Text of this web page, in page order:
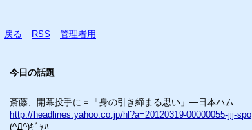
戻る RSS 管理者用
今日の話題
斎藤、開幕投手に＝「身の引き締まる思い」―日本ハム
http://headlines.yahoo.co.jp/hl?a=20120319-00000055-jij-spo
(^Д^)ｷﾞｬﾊ